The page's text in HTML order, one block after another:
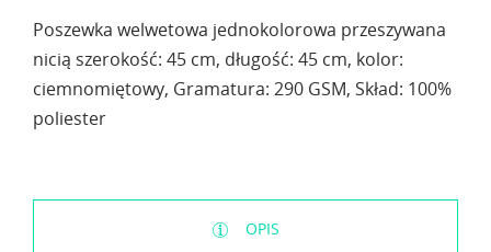
Poszewka welwetowa jednokolorowa przeszywana
nicią szerokość: 45 cm, długość: 45 cm, kolor:
ciemnomiętowy, Gramatura: 290 GSM, Skład: 100%
poliester
OPIS